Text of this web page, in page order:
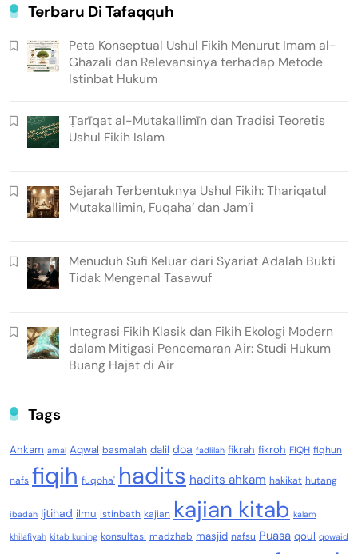
Terbaru Di Tafaqquh
Peta Konseptual Ushul Fikih Menurut Imam al-
Ghazali dan Relevansinya terhadap Metode
Istinbat Hukum
Ṭarīqat al-Mutakallimīn dan Tradisi Teoretis
Ushul Fikih Islam
Sejarah Terbentuknya Ushul Fikih: Thariqatul
Mutakallimin, Fuqaha’ dan Jam’i
Menuduh Sufi Keluar dari Syariat Adalah Bukti
Tidak Mengenal Tasawuf
Integrasi Fikih Klasik dan Fikih Ekologi Modern
dalam Mitigasi Pencemaran Air: Studi Hukum
Buang Hajat di Air
Tags
Ahkam amal Aqwal basmalah dalil doa fadlilah fikrah fikroh FIQH fiqhun
nafs fiqih fuqoha' hadits hadits ahkam hakikat hutang
ibadah Ijtihad ilmu istinbath kajian kajian kitab kalam
khilafiyah kitab kuning konsultasi madzhab masjid nafsu Puasa qoul qowaid